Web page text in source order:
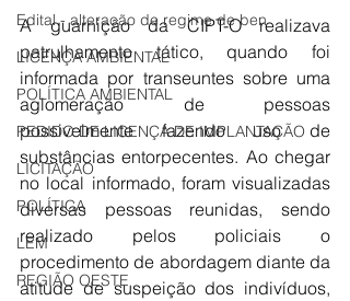
Edital - alteração de regime de ben
LICENÇA AMBIENTAL
POLÍTICA AMBIENTAL
PEDIDO DE LICENÇA DE IMPLANTAÇÃO
LICITAÇÃO
POLÍTICA
LEM
REGIÃO OESTE
A guarnição da CIPT-O realizava
patrulhamento tático, quando foi
informada por transeuntes sobre uma
aglomeração de pessoas
possivelmente fazendo uso de
substâncias entorpecentes. Ao chegar
no local informado, foram visualizadas
diversas pessoas reunidas, sendo
realizado pelos policiais o
procedimento de abordagem diante da
atitude de suspeição dos indivíduos,